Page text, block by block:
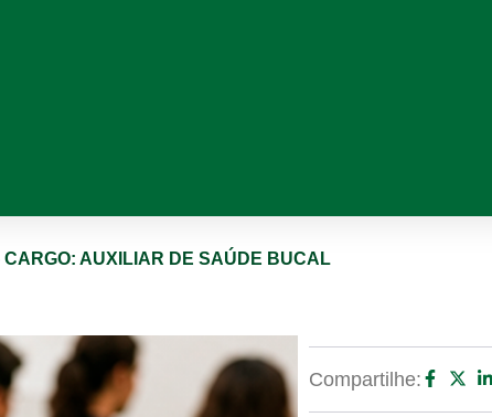
CARGO: AUXILIAR DE SAÚDE BUCAL
Compartilhe: